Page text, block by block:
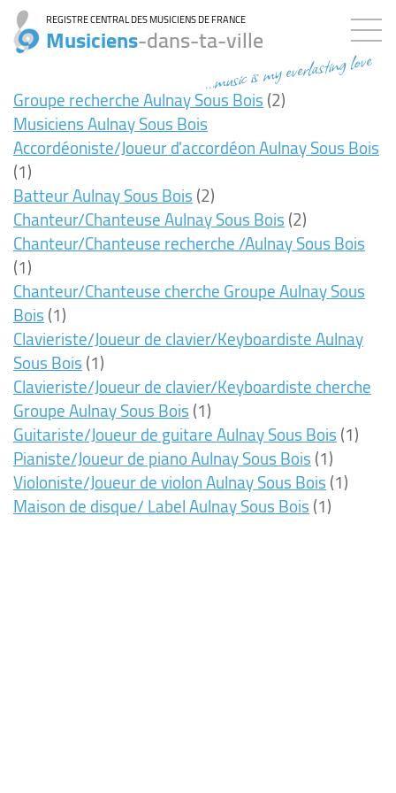
REGISTRE CENTRAL DES MUSICIENS DE FRANCE
Musiciens-dans-ta-ville
...music is my everlasting love
Groupe recherche Aulnay Sous Bois(2)
Musiciens Aulnay Sous Bois
Accordéoniste/Joueur d'accordéon Aulnay Sous Bois
(1)
Batteur Aulnay Sous Bois(2)
Chanteur/Chanteuse Aulnay Sous Bois(2)
Chanteur/Chanteuse recherche /Aulnay Sous Bois
(1)
Chanteur/Chanteuse cherche Groupe Aulnay Sous
Bois(1)
Clavieriste/Joueur de clavier/Keyboardiste Aulnay
Sous Bois(1)
Clavieriste/Joueur de clavier/Keyboardiste cherche
Groupe Aulnay Sous Bois(1)
Guitariste/Joueur de guitare Aulnay Sous Bois(1)
Pianiste/Joueur de piano Aulnay Sous Bois(1)
Violoniste/Joueur de violon Aulnay Sous Bois(1)
Maison de disque/ Label Aulnay Sous Bois(1)